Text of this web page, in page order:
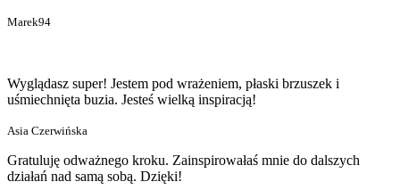
Marek94
Wyglądasz super! Jestem pod wrażeniem, płaski brzuszek i
uśmiechnięta buzia. Jesteś wielką inspiracją!
Asia Czerwińska
Gratuluję odważnego kroku. Zainspirowałaś mnie do dalszych
działań nad samą sobą. Dzięki!